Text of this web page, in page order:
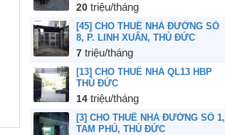
20triệu/tháng
[45] CHO THUÊ NHÀ ĐƯỜNG SỐ
8, P. LINH XUÂN, THỦ ĐỨC
7triệu/tháng
[13] CHO THUÊ NHÀ QL13 HBP
THỦ ĐỨC
14triệu/tháng
[3] CHO THUÊ NHÀ ĐƯỜNG SỐ 1,
TAM PHÚ, THỦ ĐỨC